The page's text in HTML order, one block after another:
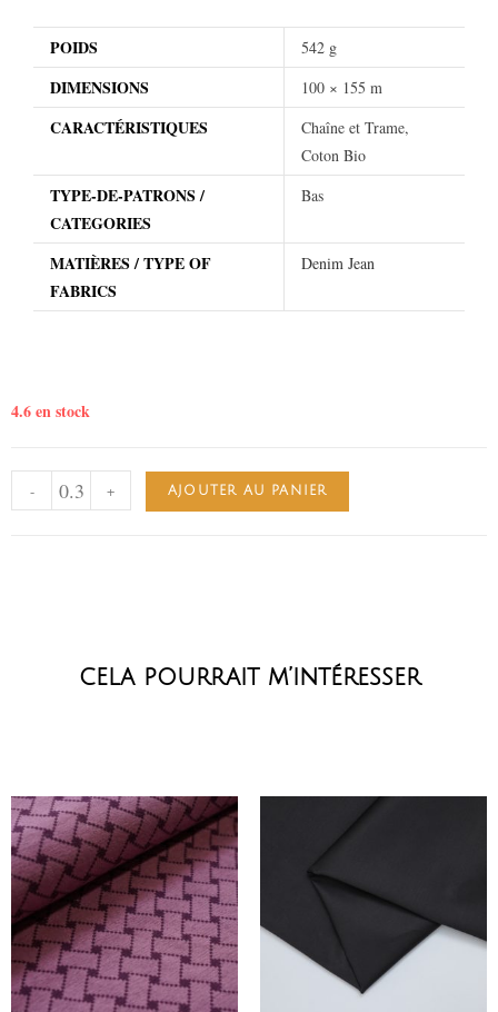
POIDS 542 g
DIMENSIONS 100 × 155 m
CARACTÉRISTIQUES
Chaîne et Trame,
Coton Bio
TYPE-DE-PATRONS /
CATEGORIES
Bas
MATIÈRES / TYPE OF
FABRICS
Denim Jean
4.6 en stock
- + AJOUTER AU PANIER
cela pourrait m’intéresser